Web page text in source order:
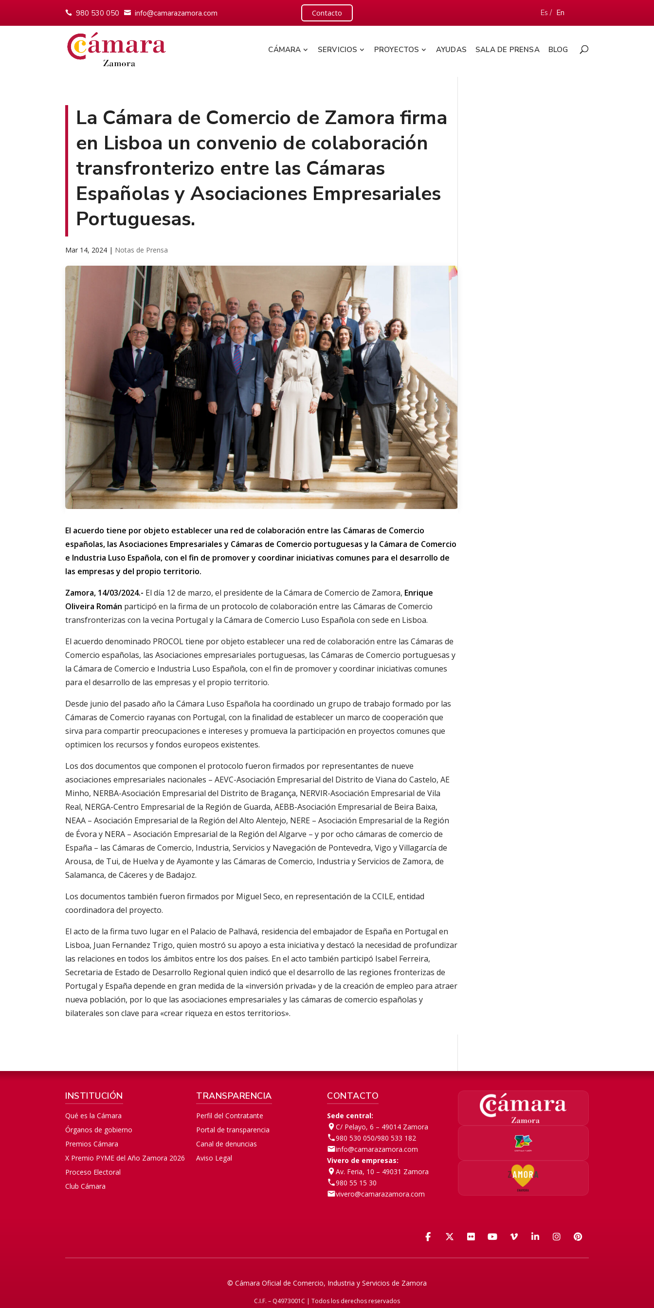
980 530 050 info@camarazamora.com Contacto Es / En
CÁMARA SERVICIOS PROYECTOS AYUDAS SALA DE PRENSA BLOG
La Cámara de Comercio de Zamora firma
en Lisboa un convenio de colaboración
transfronterizo entre las Cámaras
Españolas y Asociaciones Empresariales
Portuguesas.
Mar 14, 2024 | Notas de Prensa
El acuerdo tiene por objeto establecer una red de colaboración entre las Cámaras de Comercio
españolas, las Asociaciones Empresariales y Cámaras de Comercio portuguesas y la Cámara de Comercio
e Industria Luso Española, con el fin de promover y coordinar iniciativas comunes para el desarrollo de
las empresas y del propio territorio.
Zamora, 14/03/2024.- El día 12 de marzo, el presidente de la Cámara de Comercio de Zamora, Enrique
Oliveira Román participó en la firma de un protocolo de colaboración entre las Cámaras de Comercio
transfronterizas con la vecina Portugal y la Cámara de Comercio Luso Española con sede en Lisboa.
El acuerdo denominado PROCOL tiene por objeto establecer una red de colaboración entre las Cámaras de
Comercio españolas, las Asociaciones empresariales portuguesas, las Cámaras de Comercio portuguesas y
la Cámara de Comercio e Industria Luso Española, con el fin de promover y coordinar iniciativas comunes
para el desarrollo de las empresas y el propio territorio.
Desde junio del pasado año la Cámara Luso Española ha coordinado un grupo de trabajo formado por las
Cámaras de Comercio rayanas con Portugal, con la finalidad de establecer un marco de cooperación que
sirva para compartir preocupaciones e intereses y promueva la participación en proyectos comunes que
optimicen los recursos y fondos europeos existentes.
Los dos documentos que componen el protocolo fueron firmados por representantes de nueve
asociaciones empresariales nacionales – AEVC-Asociación Empresarial del Distrito de Viana do Castelo, AE
Minho, NERBA-Asociación Empresarial del Distrito de Bragança, NERVIR-Asociación Empresarial de Vila
Real, NERGA-Centro Empresarial de la Región de Guarda, AEBB-Asociación Empresarial de Beira Baixa,
NEAA – Asociación Empresarial de la Región del Alto Alentejo, NERE – Asociación Empresarial de la Región
de Évora y NERA – Asociación Empresarial de la Región del Algarve – y por ocho cámaras de comercio de
España – las Cámaras de Comercio, Industria, Servicios y Navegación de Pontevedra, Vigo y Villagarcía de
Arousa, de Tui, de Huelva y de Ayamonte y las Cámaras de Comercio, Industria y Servicios de Zamora, de
Salamanca, de Cáceres y de Badajoz.
Los documentos también fueron firmados por Miguel Seco, en representación de la CCILE, entidad
coordinadora del proyecto.
El acto de la firma tuvo lugar en el Palacio de Palhavá, residencia del embajador de España en Portugal en
Lisboa, Juan Fernandez Trigo, quien mostró su apoyo a esta iniciativa y destacó la necesidad de profundizar
las relaciones en todos los ámbitos entre los dos países. En el acto también participó Isabel Ferreira,
Secretaria de Estado de Desarrollo Regional quien indicó que el desarrollo de las regiones fronterizas de
Portugal y España depende en gran medida de la «inversión privada» y de la creación de empleo para atraer
nueva población, por lo que las asociaciones empresariales y las cámaras de comercio españolas y
bilaterales son clave para «crear riqueza en estos territorios».
INSTITUCIÓN
Qué es la Cámara
Órganos de gobierno
Premios Cámara
X Premio PYME del Año Zamora 2026
Proceso Electoral
Club Cámara
TRANSPARENCIA
Perfil del Contratante
Portal de transparencia
Canal de denuncias
Aviso Legal
CONTACTO
Sede central:
C/ Pelayo, 6 – 49014 Zamora
980 530 050/980 533 182
info@camarazamora.com
Vivero de empresas:
Av. Feria, 10 – 49031 Zamora
980 55 15 30
vivero@camarazamora.com
Facebook
X (Twitter)
FlickrYouTube
VimeoLinkedIn
Instagram
Pinterest
© Cámara Oficial de Comercio, Industria y Servicios de Zamora
C.I.F. – Q4973001C | Todos los derechos reservados